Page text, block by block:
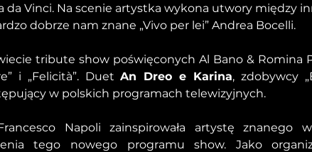
da Vinci. Na scenie artystka wykona utwory między
dobrze nam znane „Vivo per lei” Andrea Bocelli.
tribute show poświęconych Al Bano & Romina
i „Felicità”. Duet An Dreo e Karina, zdobywcy
w polskich programach telewizyjnych.
Napoli zainspirowała artystę znanego
tego nowego programu show. Jako